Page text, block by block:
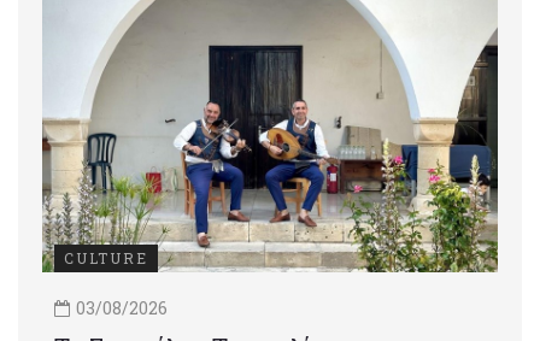
CULTURE
03/08/2026